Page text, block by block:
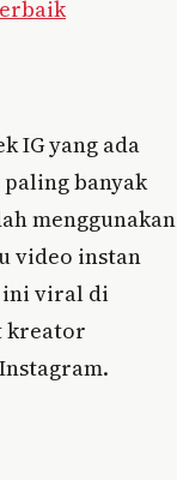
IG yang ada
banyak
menggunakan
video instan
ini viral di
kreator